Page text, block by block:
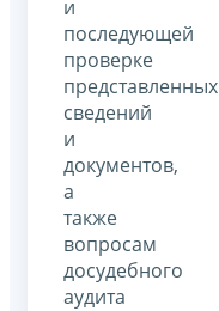
и
последующей
проверке
представленных
сведений
и
документов,
а
также
вопросам
досудебного
аудита